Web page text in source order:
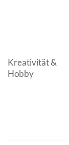
Kreativität &
Hobby